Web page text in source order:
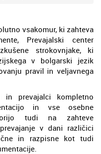
vsakomur, ki zahteva
Prevajalski center
strokovnjake, ki
v bolgarski jezik
pravil in veljavnega
prevajalci kompletno
in vse osebne
tudi na zahteve
v dani različici
in razpisne kot tudi